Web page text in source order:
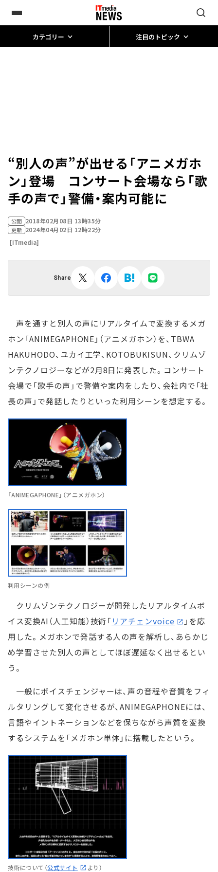
カテゴリー 注目のトピック
“別人の声”が出せる「アニメガホ
ン」登場 コンサート会場なら「歌
手の声で」警備・案内可能に
公開 2018年02月08日 13時35分
更新 2024年04月02日 12時22分
[ITmedia]
Share
声を通すと別人の声にリアルタイムで変換するメガ
ホン「ANIMEGAPHONE」（アニメガホン）を、TBWA
HAKUHODO、ユカイ工学、KOTOBUKISUN、クリムゾ
ンテクノロジーなどが2月8日に発表した。コンサート
会場で「歌手の声」で警備や案内をしたり、会社内で「社
長の声」で発話したりといった利用シーンを想定する。
「ANIMEGAPHONE」（アニメガホン）
利用シーンの例
クリムゾンテクノロジーが開発したリアルタイムボ
イス変換AI（人工知能）技術「リアチェンvoice
」を応
用した。メガホンで発話する人の声を解析し、あらかじ
め学習させた別人の声としてほぼ遅延なく出せるとい
う。
一般にボイスチェンジャーは、声の音程や音質をフィ
ルタリングして変化させるが、ANIMEGAPHONEには、
言語やイントネーションなどを保ちながら声質を変換
するシステムを「メガホン単体」に搭載したという。
技術について（公式サイト より）